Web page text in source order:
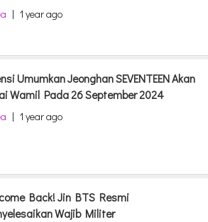
| 1 year ago
Umumkan Jeonghan SEVENTEEN Akan
Wamil Pada 26 September 2024
| 1 year ago
Back! Jin BTS Resmi
Wajib Militer